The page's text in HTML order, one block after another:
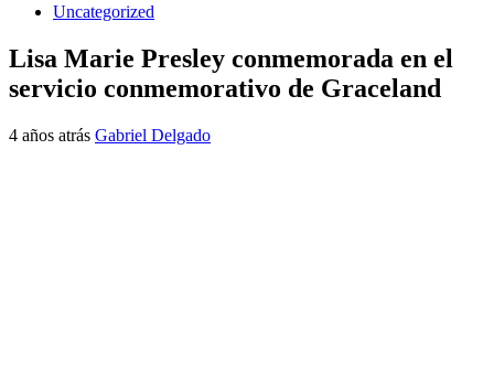
Uncategorized
Lisa Marie Presley conmemorada en el
servicio conmemorativo de Graceland
4 años atrás Gabriel Delgado